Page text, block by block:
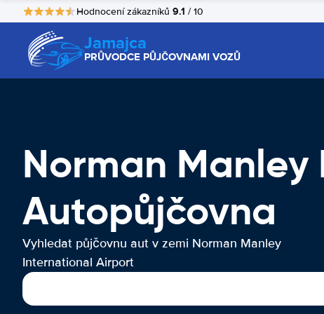
Hodnocení zákazníků 9.1 / 10
Jamajca
PRŮVODCE PŮJČOVNAMI VOZŮ
Norman
Autopůjčovna
Vyhledat půjčovnu aut v zemi Norman Manley
International Airport